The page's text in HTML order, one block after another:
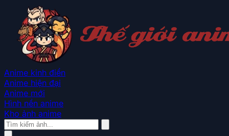
Anime kinh điển
Anime hiện đại
Anime mới
Hình nền anime
Kho ảnh anime